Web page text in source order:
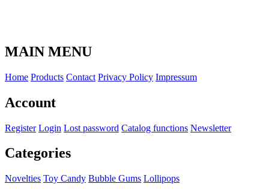
MAIN MENU
Home Products Contact Privacy Policy Impressum
Account
Register Login Lost password Catalog functions Newsletter
Categories
Novelties Toy Candy Bubble Gums Lollipops